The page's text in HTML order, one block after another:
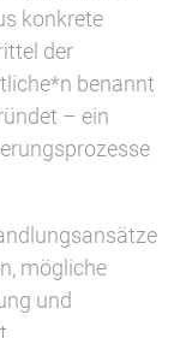
konkrete
der
benannt
– ein
mögliche
und